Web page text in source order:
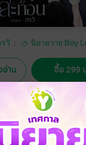
รวิ
นิยายวาย Boy
าน ซื้อ 299
1 Rating
ซื้อเป็นของขวัญ ติดตาม